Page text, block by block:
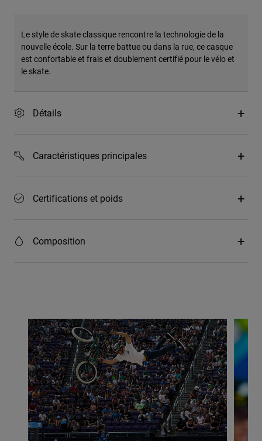
Le style de skate classique rencontre la technologie de la
nouvelle école. Sur la terre battue ou dans la rue, ce casque
est confortable et frais et doublement certifié pour le vélo et
le skate.
Détails
Caractéristiques principales
Certifications et poids
Composition